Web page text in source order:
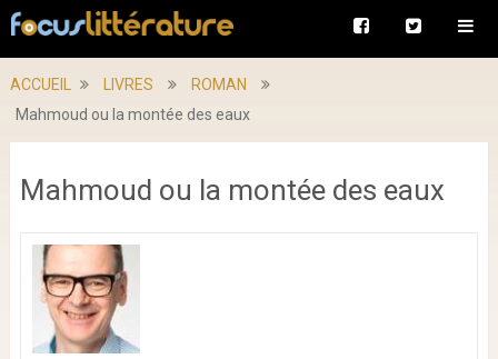
ACCUEIL LIVRES
ROMAN
Mahmoud ou la montée des eaux
Mahmoud ou la montée des eaux